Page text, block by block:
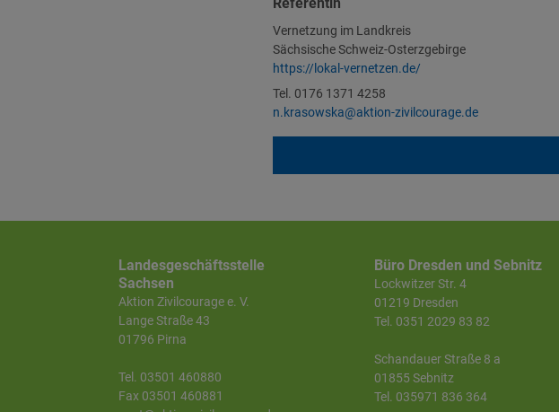
Vernetzung im Landkreis
Sächsische Schweiz-Osterzgebirge
https://lokal-vernetzen.de/
Tel. 0176 1371 4258
n.krasowska@aktion-zivilcourage.de
Landesgeschäftsstelle
Sachsen
Aktion Zivilcourage e. V.
Lange Straße 43
01796 Pirna
Tel. 03501 460880
Fax 03501 460881
Büro Dresden und Sebnitz
Lockwitzer Str. 4
01219 Dresden
Tel. 0351 2029 83 82
Schandauer Straße 8 a
01855 Sebnitz
Tel. 035971 836 364